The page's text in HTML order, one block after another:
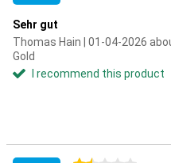
Sehr gut
Thomas Hain | 01-04-2026
Gold
I recommend this product